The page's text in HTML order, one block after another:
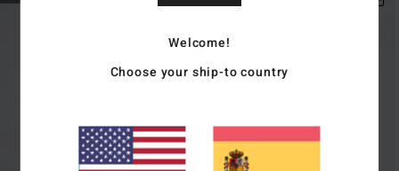
Welcome!
Choose your ship-to country